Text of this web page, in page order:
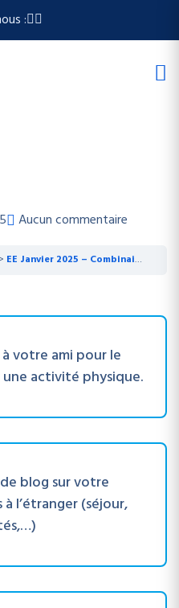
:
Aucun commentaire
EE Janvier 2025 – Combinaison 7
votre ami pour le
activité physique.
blog sur votre
l’étranger (séjour,